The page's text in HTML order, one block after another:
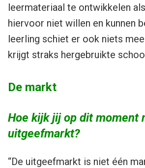
leermateriaal te ontwikkelen
hiervoor niet willen en kunnen
leerling schiet er ook niets
krijgt straks hergebruikte
De markt
Hoe kijk jij op dit moment
uitgeefmarkt?
“De uitgeefmarkt is niet één